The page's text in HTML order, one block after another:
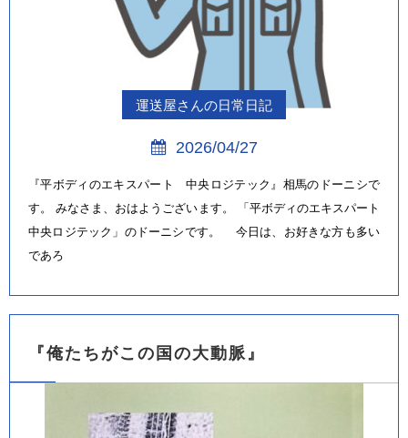
運送屋さんの日常日記
2026/04/27
『平ボディのエキスパート 中央ロジテック』相馬のドーニシで
す。 みなさま、おはようございます。 「平ボディのエキスパート
中央ロジテック」のドーニシです。 今日は、お好きな方も多い
であろ
『俺たちがこの国の大動脈』